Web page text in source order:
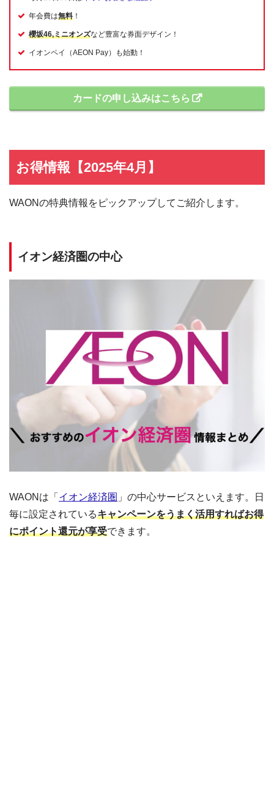
年会費は無料 ！
櫻坂46,ミニオンズなど豊富な券面デザイン！
イオンペイ（AEON Pay）も始動！
カードの申し込みはこちら
お得情報【2025年4月】
WAONの特典情報をピックアップしてご紹介します。
イオン経済圏の中心
WAONは「 イオン経済圏 」の中心サービスといえます。日
毎に設定されているキャンペーンをうまく活用すればお得
にポイント還元が享受できます。